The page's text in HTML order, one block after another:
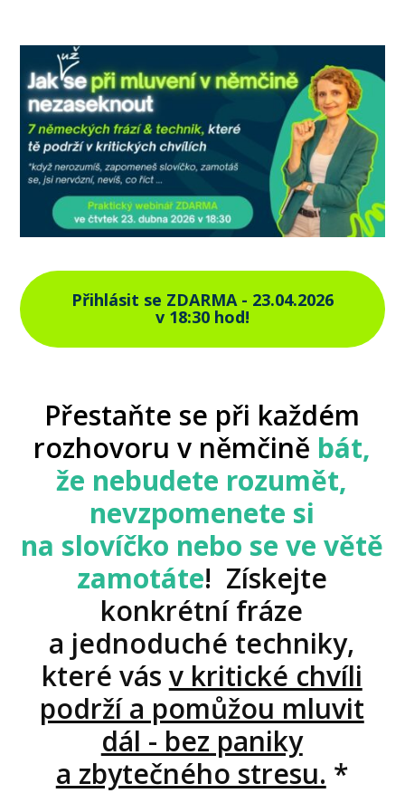
Přihlásit se ZDARMA - 23.04.2026
v 18:30 hod!
Přestaňte se při každém
rozhovoru v němčině bát,
že nebudete rozumět,
nevzpomenete si
na slovíčko nebo se ve větě
zamotáte! Získejte
konkrétní fráze
a jednoduché techniky,
které vás v kritické chvíli
podrží a pomůžou mluvit
dál - bez paniky
a zbytečného stresu. *